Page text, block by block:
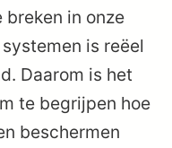
in onze
is reëel
Daarom is het
te begrijpen hoe
beschermen